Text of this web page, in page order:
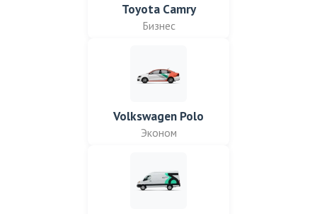
Toyota Camry
Бизнес
Volkswagen Polo
Эконом